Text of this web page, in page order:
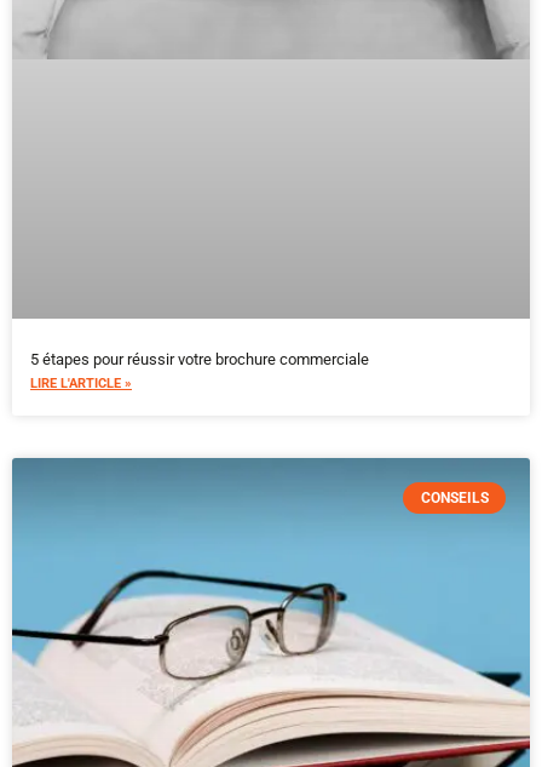
5 étapes pour réussir votre brochure commerciale
LIRE L'ARTICLE »
CONSEILS